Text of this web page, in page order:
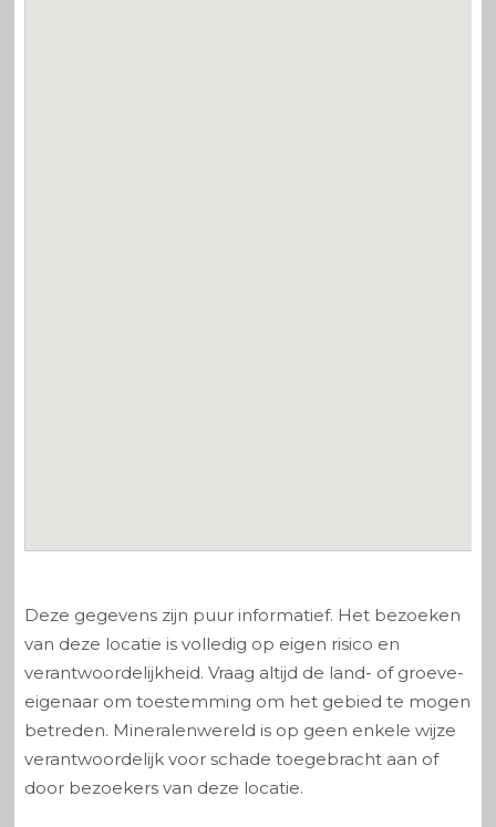
Deze gegevens zijn puur informatief. Het bezoeken
van deze locatie is volledig op eigen risico en
verantwoordelijkheid. Vraag altijd de land- of groeve-
eigenaar om toestemming om het gebied te mogen
betreden. Mineralenwereld is op geen enkele wijze
verantwoordelijk voor schade toegebracht aan of
door bezoekers van deze locatie.